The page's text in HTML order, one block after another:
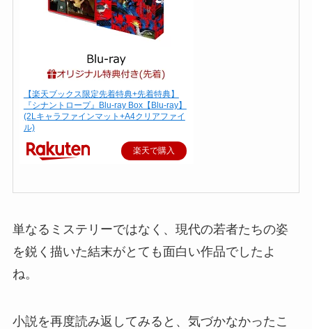
【楽天ブックス限定先着特典+先着特典】
『シナントロープ』Blu-ray Box【Blu-ray】
(2Lキャラファインマット+A4クリアファイ
ル)
楽天で購入
単なるミステリーではなく、現代の若者たちの姿
を鋭く描いた結末がとても面白い作品でしたよ
ね。
小説を再度読み返してみると、気づかなかったこ